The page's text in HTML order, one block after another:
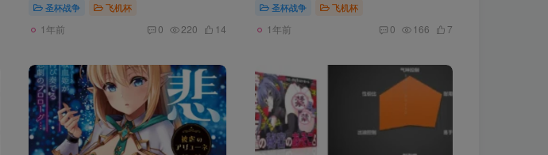
圣杯战争 飞机杯
1年前 0 220 14
圣杯战争 飞机杯
1年前 0 166 7